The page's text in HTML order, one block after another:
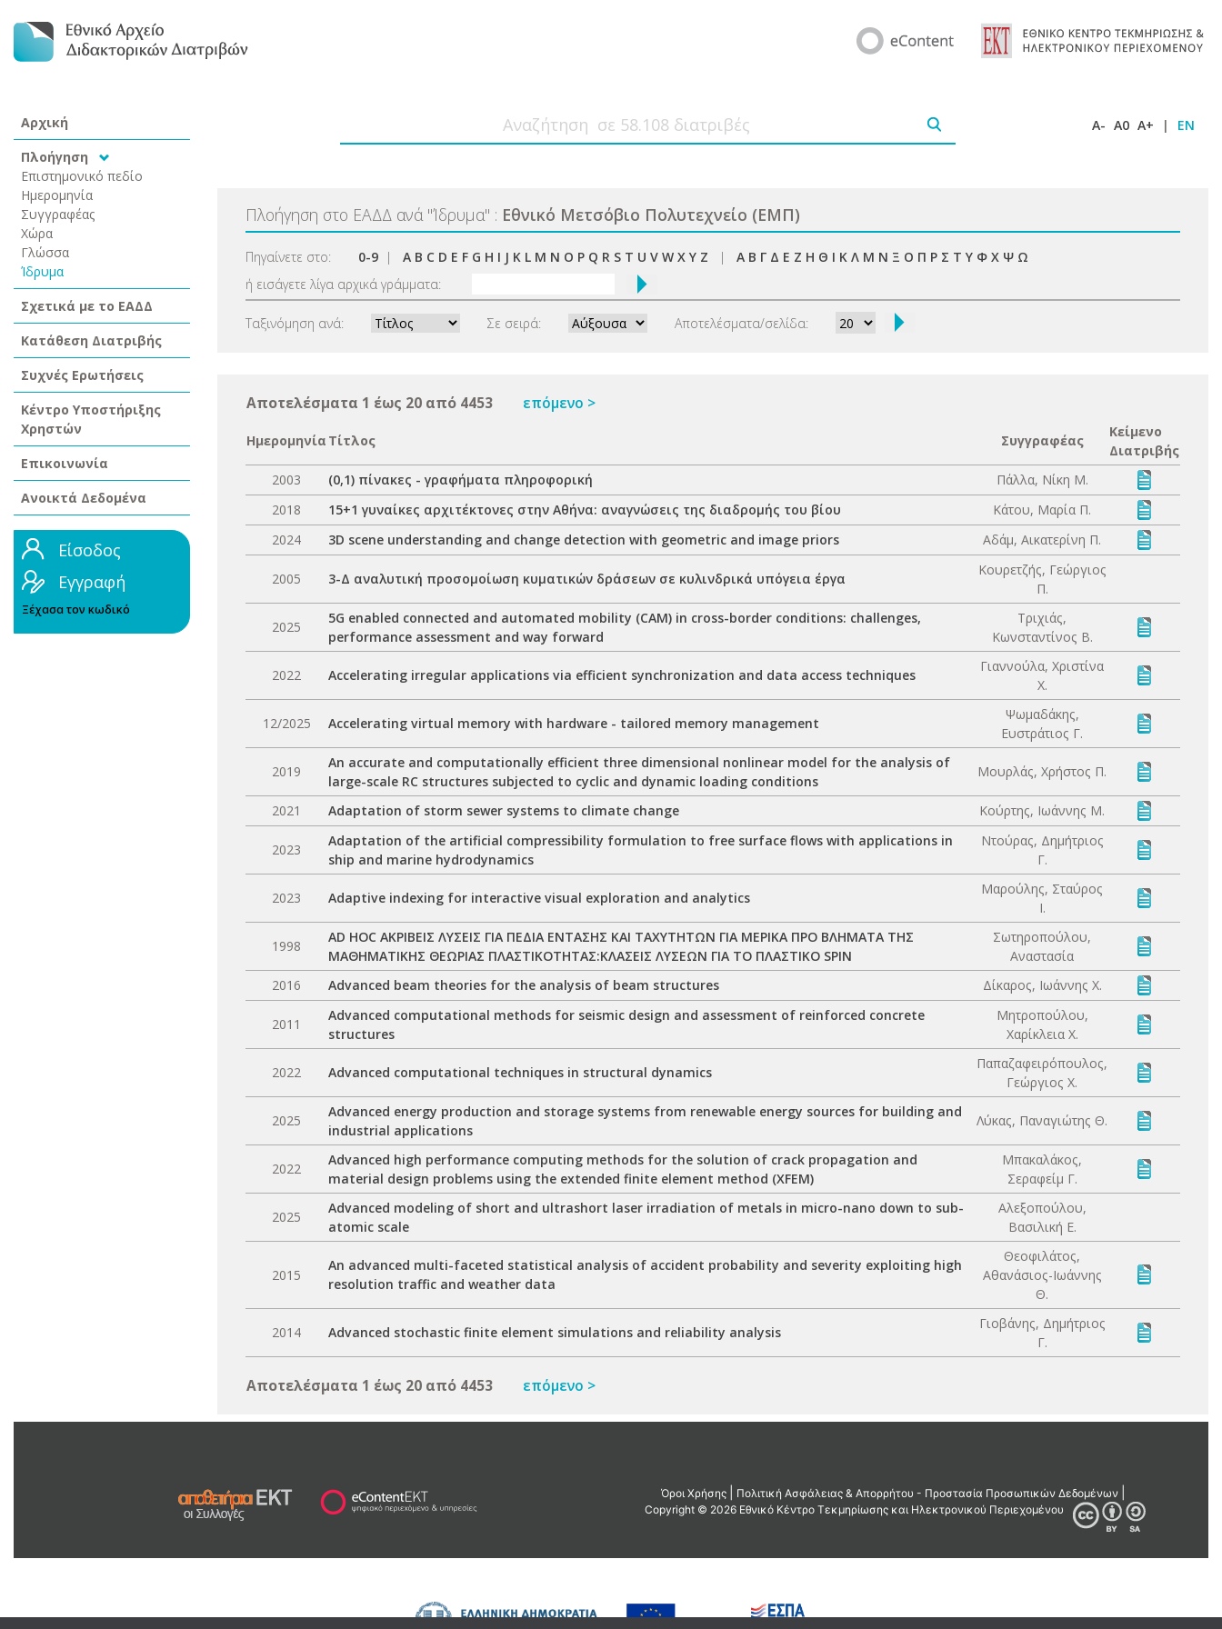
Αρχική
Πλοήγηση
Επιστημονικό πεδίο
Ημερομηνία
Συγγραφέας
Χώρα
Γλώσσα
Ίδρυμα
Σχετικά με το ΕΑΔΔ
Κατάθεση Διατριβής
Συχνές Ερωτήσεις
Κέντρο Υποστήριξης
Χρηστών
Επικοινωνία
Ανοικτά Δεδομένα
Είσοδος
Εγγραφή
Ξέχασα τον κωδικό
A- A0 A+ | EN
Πλοήγηση στο ΕΑΔΔ ανά "Ίδρυμα" : Εθνικό Μετσόβιο Πολυτεχνείο (ΕΜΠ)
Πηγαίνετε στο: 0-9 | A B C D E F G H I J K L M N O P Q R S T U V W X Y Z | Α Β Γ Δ Ε Ζ Η Θ Ι Κ Λ Μ Ν Ξ Ο Π Ρ Σ Τ Υ Φ Χ Ψ Ω
ή εισάγετε λίγα αρχικά γράμματα:
Ταξινόμηση ανά: Σε σειρά: Αποτελέσματα/σελίδα:
Αποτελέσματα 1 έως 20 από 4453 επόμενο >
Ημερομηνία Τίτλος Συγγραφέας
Κείμενο
Διατριβής
2003
(0,1) πίνακες - γραφήματα πληροφορική
Πάλλα, Νίκη Μ.
2018
15+1 γυναίκες αρχιτέκτονες στην Αθήνα: αναγνώσεις της διαδρομής του βίου
Κάτου, Μαρία Π.
2024
3D scene understanding and change detection with geometric and image priors Αδάμ, Αικατερίνη Π.
2005 3-Δ αναλυτική προσομοίωση κυματικών δράσεων σε κυλινδρικά υπόγεια έργα
Κουρετζής, Γεώργιος
Π.
2025
5G enabled connected and automated mobility (CAM) in cross-border conditions: challenges,
performance assessment and way forward
Τριχιάς,
Κωνσταντίνος Β.
2022 Accelerating irregular applications via efficient synchronization and data access techniques
Γιαννούλα, Χριστίνα
Χ.
12/2025 Accelerating virtual memory with hardware - tailored memory management
Ψωμαδάκης,
Ευστράτιος Γ.
2019
An accurate and computationally efficient three dimensional nonlinear model for the analysis of
large-scale RC structures subjected to cyclic and dynamic loading conditions
Μουρλάς, Χρήστος Π.
2021 Adaptation of storm sewer systems to climate change Κούρτης, Ιωάννης Μ.
2023
Adaptation of the artificial compressibility formulation to free surface flows with applications in
ship and marine hydrodynamics
Ντούρας, Δημήτριος
Γ.
2023 Adaptive indexing for interactive visual exploration and analytics
Μαρούλης, Σταύρος
Ι.
1998
AD HOC ΑΚΡΙΒΕΙΣ ΛΥΣΕΙΣ ΓΙΑ ΠΕΔΙΑ ΕΝΤΑΣΗΣ ΚΑΙ ΤΑΧΥΤΗΤΩΝ ΓΙΑ ΜΕΡΙΚΑ ΠΡΟ ΒΛΗΜΑΤΑ ΤΗΣ
ΜΑΘΗΜΑΤΙΚΗΣ ΘΕΩΡΙΑΣ ΠΛΑΣΤΙΚΟΤΗΤΑΣ:ΚΛΑΣΕΙΣ ΛΥΣΕΩΝ ΓΙΑ ΤΟ ΠΛΑΣΤΙΚΟ SPIN
Σωτηροπούλου,
Αναστασία
2016
Advanced beam theories for the analysis of beam structures Δίκαρος, Ιωάννης Χ.
2011
Advanced computational methods for seismic design and assessment of reinforced concrete
structures
Μητροπούλου,
Χαρίκλεια Χ.
2022 Advanced computational techniques in structural dynamics
Παπαζαφειρόπουλος,
Γεώργιος Χ.
2025
Advanced energy production and storage systems from renewable energy sources for building and
industrial applications
Λύκας, Παναγιώτης Θ.
2022
Advanced high performance computing methods for the solution of crack propagation and
material design problems using the extended finite element method (XFEM)
Μπακαλάκος,
Σεραφείμ Γ.
2025
Advanced modeling of short and ultrashort laser irradiation of metals in micro-nano down to sub-
atomic scale
Αλεξοπούλου,
Βασιλική Ε.
2015
An advanced multi-faceted statistical analysis of accident probability and severity exploiting high
resolution traffic and weather data
Θεοφιλάτος,
Αθανάσιος-Ιωάννης
Θ.
2014 Advanced stochastic finite element simulations and reliability analysis
Γιοβάνης, Δημήτριος
Γ.
Αποτελέσματα 1 έως 20 από 4453 επόμενο >